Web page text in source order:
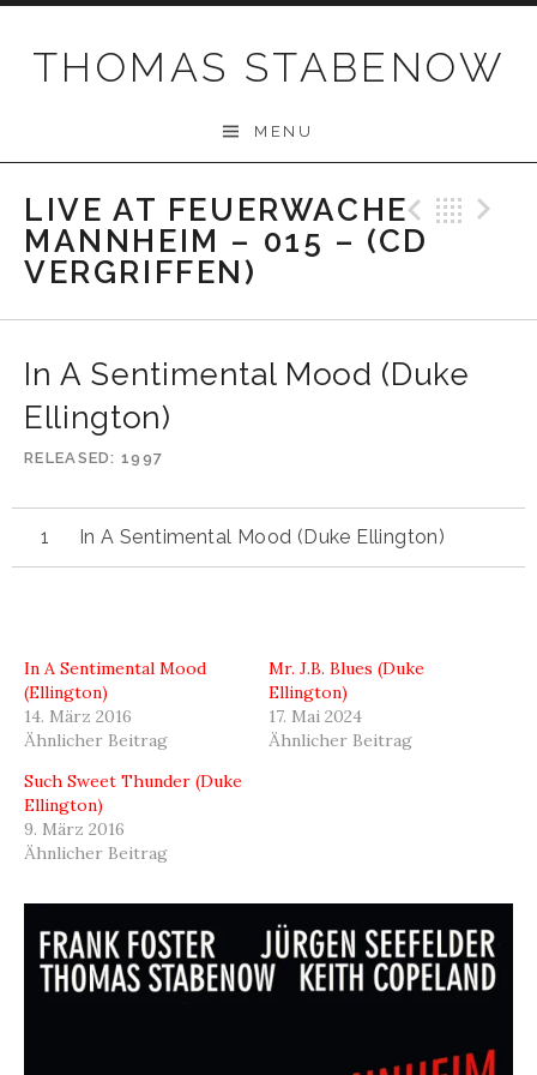
THOMAS STABENOW
MENU
LIVE AT FEUERWACHE
MANNHEIM – 015 – (CD
VERGRIFFEN)
In A Sentimental Mood (Duke
Ellington)
RELEASED 1997
In A Sentimental Mood (Duke Ellington)
In A Sentimental Mood
(Ellington)
14. März 2016
Ähnlicher Beitrag
Mr. J.B. Blues (Duke
Ellington)
17. Mai 2024
Ähnlicher Beitrag
Such Sweet Thunder (Duke
Ellington)
9. März 2016
Ähnlicher Beitrag